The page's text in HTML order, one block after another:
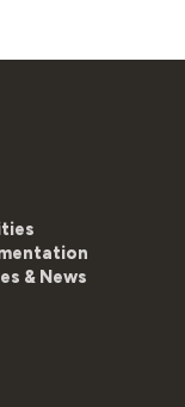
& News